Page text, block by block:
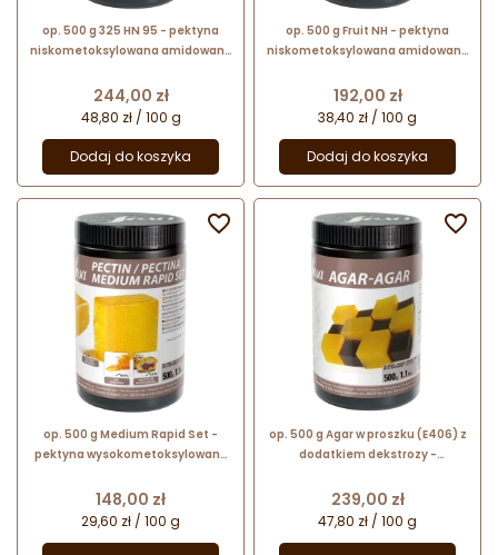
op. 500 g 325 HN 95 - pektyna
niskometoksylowana amidowana
kat. 41482 Sosa Ingredients
Cena
244,00 zł
48,80 zł / 100 g
Dodaj do koszyka
op. 500 g Fruit NH - pektyna
niskometoksylowana amidowana
kat. 48667 Sosa Ingredients
Cena
192,00 zł
38,40 zł / 100 g
Dodaj do koszyka
op. 500 g Medium Rapid Set -
pektyna wysokometoksylowana
kat. 56462 Sosa Ingredients
Cena
148,00 zł
29,60 zł / 100 g

op. 500 g Agar w proszku (E406) z
dodatkiem dekstrozy -
41296 Sosa Ingredients
Cena
239,00 zł
47,80 zł / 100 g
